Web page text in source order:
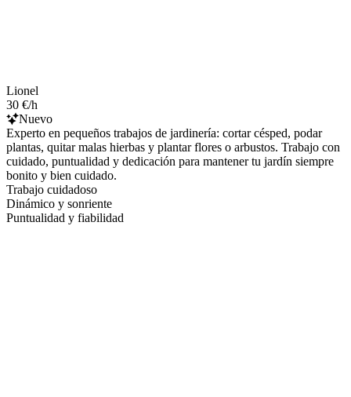
Lionel
30 €/h
Nuevo
Experto en pequeños trabajos de jardinería: cortar césped, podar
plantas, quitar malas hierbas y plantar flores o arbustos. Trabajo con
cuidado, puntualidad y dedicación para mantener tu jardín siempre
bonito y bien cuidado.
Trabajo cuidadoso
Dinámico y sonriente
Puntualidad y fiabilidad